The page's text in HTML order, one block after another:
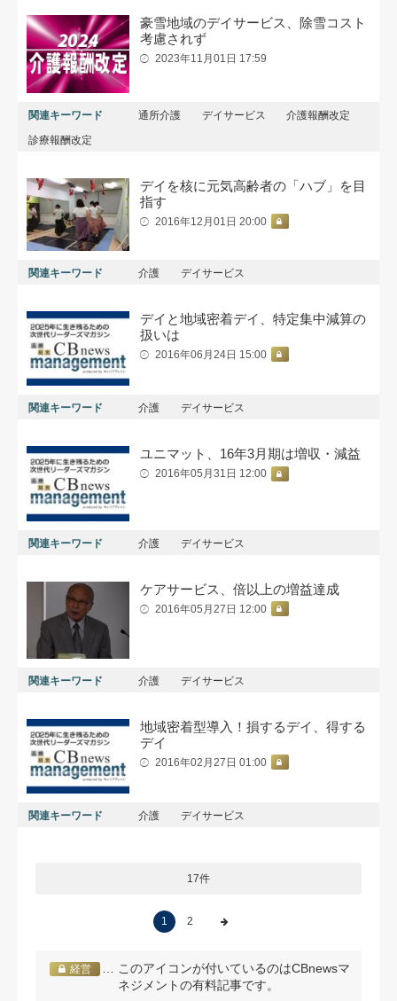
豪雪地域のデイサービス、除雪コスト
考慮されず
2023年11月01日 17:59
関連キーワード 通所介護 デイサービス
介護報酬改定
診療報酬改定
デイを核に元気高齢者の「ハブ」を目
指す
2016年12月01日 20:00
関連キーワード 介護 デイサービス
デイと地域密着デイ、特定集中減算の
扱いは
2016年06月24日 15:00
関連キーワード 介護 デイサービス
ユニマット、16年3月期は増収・減益
2016年05月31日 12:00
関連キーワード 介護 デイサービス
ケアサービス、倍以上の増益達成
2016年05月27日 12:00
関連キーワード 介護 デイサービス
地域密着型導入！損するデイ、得する
デイ
2016年02月27日 01:00
関連キーワード 介護 デイサービス
17件
1 2
経営
… このアイコンが付いているのはCBnewsマ
ネジメントの有料記事です。